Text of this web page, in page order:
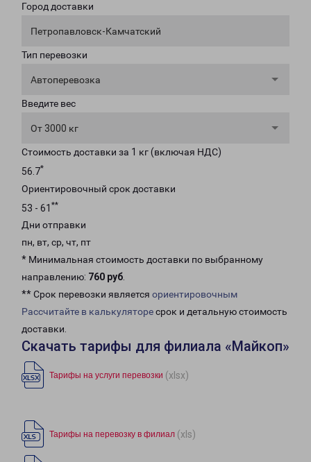
Город доставки
Петропавловск-Камчатский
Тип перевозки
Автоперевозка
Введите вес
От 3000 кг
Стоимость доставки за 1 кг (включая НДС)
56.7*
Ориентировочный срок доставки
53 - 61 **
Дни отправки
пн, вт, ср, чт, пт
* Минимальная стоимость доставки по выбранному
направлению: 760 руб.
** Срок перевозки является ориентировочным
Рассчитайте в калькуляторесрок и детальную стоимость
доставки.
Скачать тарифы для филиала «Майкоп»
Тарифы на услуги перевозки (xlsx)
Тарифы на перевозку в филиал (xls)